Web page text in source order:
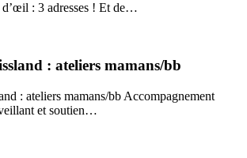
: 3 adresses ! Et de…
: ateliers mamans/bb
: ateliers mamans/bb Accompagnement
et soutien…